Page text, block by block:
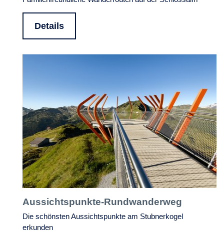
Details
Aussichtspunkte-Rundwanderweg
Die schönsten Aussichtspunkte am Stubnerkogel
erkunden